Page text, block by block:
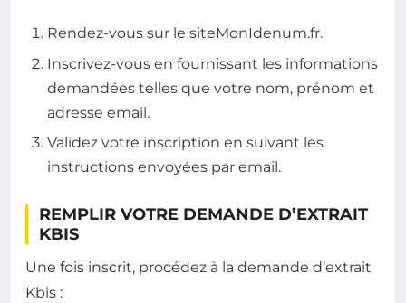
Rendez-vous sur le siteMonIdenum.fr.
Inscrivez-vous en fournissant les informations
demandées telles que votre nom, prénom et
adresse email.
Validez votre inscription en suivant les
instructions envoyées par email.
REMPLIR VOTRE DEMANDE D’EXTRAIT
KBIS
Une fois inscrit, procédez à la demande d’extrait
Kbis :